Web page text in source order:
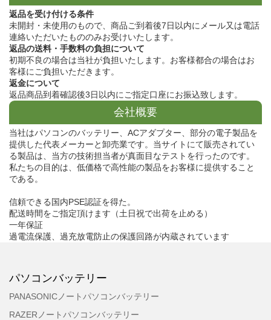
返品を受け付ける条件
未開封・未使用のもので、商品ご到着後7日以内にメール又は電話
連絡いただいたもののみお受けいたします。
返品の送料・手数料の負担について
初期不良の場合は当社が負担いたします。お客様都合の場合はお
客様にご負担いただきます。
返金について
返品商品到着確認後3日以内にご指定口座にお振込致します。
会社概要
当社はパソコンのバッテリー、ACアダプター、部分の電子製品を
提供した代表メーカーと卸売業です。当サイトにて販売されてい
る製品は、当方の技術担当者が真面目なテストを行ったのです。
私たちの目的は、低価格で高性能の製品をお客様に提供すること
である。
信頼できる国内PSE認証を得た。
配送時間をご指定頂けます（土日祝で出荷を止める）
一年保証
過電流保護、過充放電防止の保護回路が内蔵されています
パソコンバッテリー
PANASONICノートパソコンバッテリー
RAZERノートパソコンバッテリー